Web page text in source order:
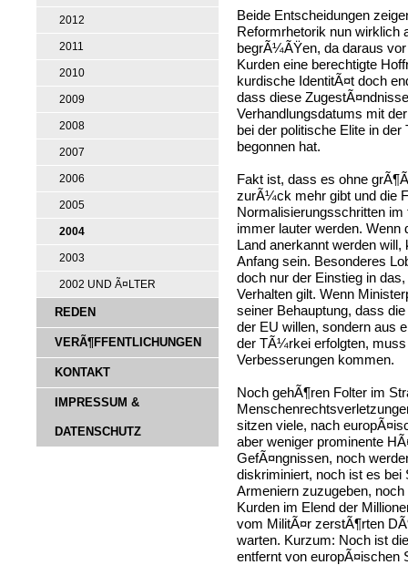
2012
2011
2010
2009
2008
2007
2006
2005
2004
2003
2002 UND Ã¤LTER
REDEN
VERÃ¶FFENTLICHUNGEN
KONTAKT
IMPRESSUM &
DATENSCHUTZ
Beide Entscheidungen
Reformrhetorik nun wirklich
begrÃ¼ÃŸen, da daraus
Kurden eine berechtigte
kurdische IdentitÃ¤t doch
dass diese
Verhandlungsdatums mit
bei der politische Elite in
begonnen hat.
Fakt ist, dass es ohne
zurÃ¼ck mehr gibt und die
Normalisierungsschritten
immer lauter werden.
Land anerkannt werden
Anfang sein. Besonderes
doch nur der Einstieg in
Verhalten gilt. Wenn
seiner Behauptung, dass
der EU willen, sondern aus
der TÃ¼rkei erfolgten,
Verbesserungen kommen.
Noch gehÃ¶ren Folter im
sitzen viele, nach
aber weniger prominente
GefÃ¤ngnissen, noch
diskriminiert, noch ist es bei
Armeniern zuzugeben,
Kurden im Elend der
vom MilitÃ¤r zerstÃ¶rten
warten. Kurzum: Noch ist
entfernt von europÃ¤ischen